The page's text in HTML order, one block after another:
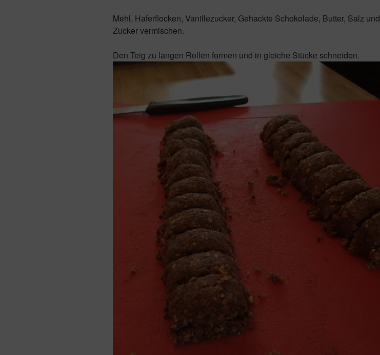
Mehl, Haferflocken, Vanillezucker, Gehackte Schokolade, Butter, Salz und
Zucker vermischen.
Den Teig zu langen Rollen formen und in gleiche Stücke schneiden.